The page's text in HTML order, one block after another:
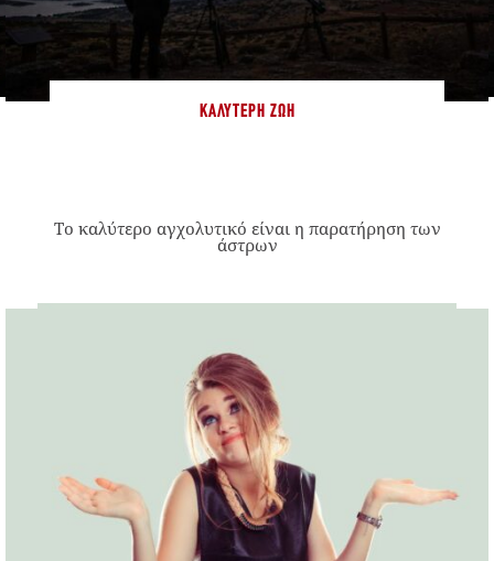
ΚΑΛΎΤΕΡΗ ΖΩΉ
Το καλύτερο αγχολυτικό είναι η παρατήρηση των
άστρων